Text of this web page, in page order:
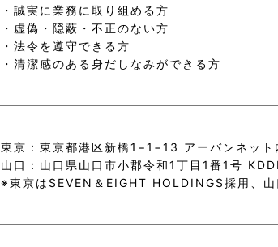
・誠実に業務に取り組める方
・虚偽・隠蔽・不正のない方
・法令を遵守できる方
・清潔感のある身だしなみができる方
東京：東京都港区新橋1−1−13 アーバンネット
山口：山口県山口市小郡令和1丁目1番1号
※東京はSEVEN＆EIGHT HOLDINGS採用、山